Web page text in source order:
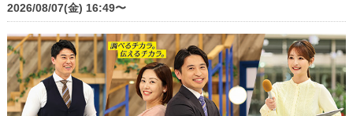
2026/08/07(金) 16:49〜